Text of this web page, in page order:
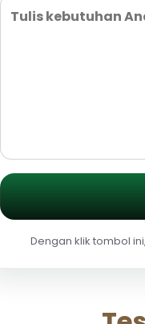
Dengan klik tombol